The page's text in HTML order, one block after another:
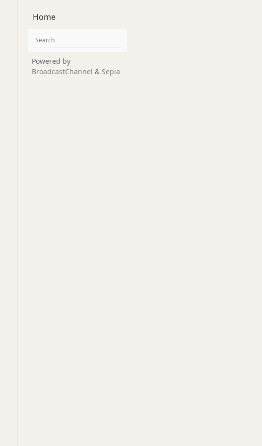
Home
Powered by
BroadcastChannel & Sepia